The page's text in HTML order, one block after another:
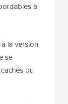
à
la version
se
ou